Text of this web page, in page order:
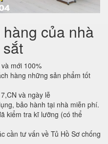
của nhà
mới 100%
hàng những sản phẩm tốt
và ngày lễ
bảo hành tại nhà miễn phí.
kiểm tra kĩ lưỡng (có thể
cần tư vấn về Tủ Hồ Sơ chống